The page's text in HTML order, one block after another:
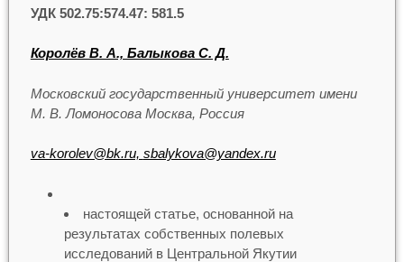
УДК 502.75:574.47: 581.5
Королёв В. А., Балыкова С. Д.
Московский государственный университет имени
М. В. Ломоносова Москва, Россия
va-korolev@bk.ru, sbalykova@yandex.ru
настоящей статье, основанной на
результатах собственных полевых
исследований в Центральной Якутии